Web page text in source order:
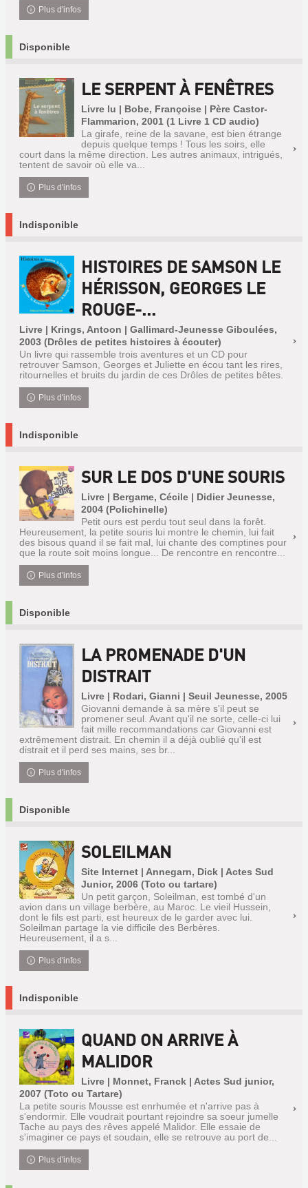
Plus d'infos
Disponible
LE SERPENT À FENÊTRES
Livre lu | Bobe, Françoise | Père Castor-
Flammarion, 2001 (1 Livre 1 CD audio)
La girafe, reine de la savane, est bien étrange
depuis quelque temps ! Tous les soirs, elle
court dans la même direction. Les autres animaux, intrigués,
tentent de savoir où elle va...
Plus d'infos
Indisponible
HISTOIRES DE SAMSON LE
HÉRISSON, GEORGES LE
ROUGE-...
Livre | Krings, Antoon | Gallimard-Jeunesse Giboulées,
2003 (Drôles de petites histoires à écouter)
Un livre qui rassemble trois aventures et un CD pour
retrouver Samson, Georges et Juliette en écou tant les rires,
ritournelles et bruits du jardin de ces Drôles de petites bêtes.
Plus d'infos
Indisponible
SUR LE DOS D'UNE SOURIS
Livre | Bergame, Cécile | Didier Jeunesse,
2004 (Polichinelle)
Petit ours est perdu tout seul dans la forêt.
Heureusement, la petite souris lui montre le chemin, lui fait
des bisous quand il se fait mal, lui chante des comptines pour
que la route soit moins longue... De rencontre en rencontre...
Plus d'infos
Disponible
LA PROMENADE D'UN
DISTRAIT
Livre | Rodari, Gianni | Seuil Jeunesse, 2005
Giovanni demande à sa mère s'il peut se
promener seul. Avant qu'il ne sorte, celle-ci lui
fait mille recommandations car Giovanni est
extrêmement distrait. En chemin il a déjà oublié qu'il est
distrait et il perd ses mains, ses br...
Plus d'infos
Disponible
SOLEILMAN
Site Internet | Annegarn, Dick | Actes Sud
Junior, 2006 (Toto ou tartare)
Un petit garçon, Soleilman, est tombé d'un
avion dans un village berbère, au Maroc. Le vieil Hussein,
dont le fils est parti, est heureux de le garder avec lui.
Soleilman partage la vie difficile des Berbères.
Heureusement, il a s...
Plus d'infos
Indisponible
QUAND ON ARRIVE À
MALIDOR
Livre | Monnet, Franck | Actes Sud junior,
2007 (Toto ou Tartare)
La petite souris Mousse est enrhumée et n'arrive pas à
s'endormir. Elle voudrait pourtant rejoindre sa soeur jumelle
Tache au pays des rêves appelé Malidor. Elle essaie de
s'imaginer ce pays et soudain, elle se retrouve au port de...
Plus d'infos